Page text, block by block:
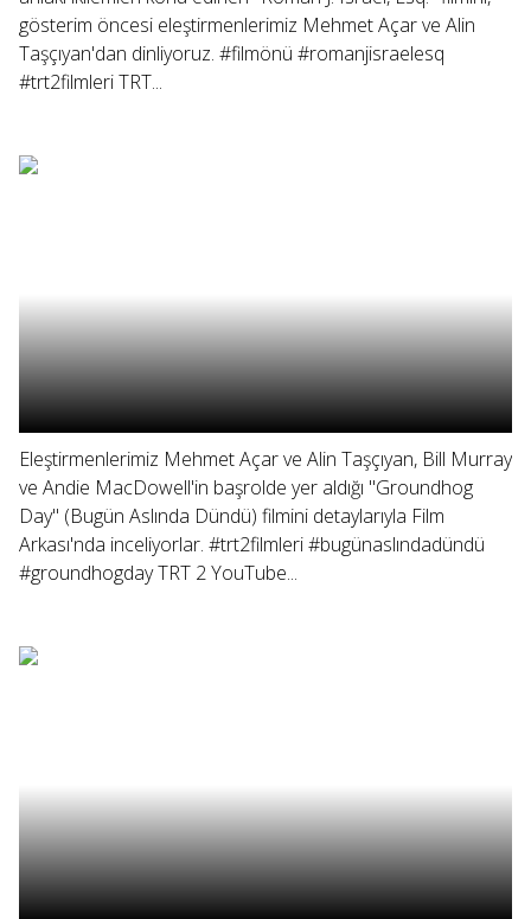
gösterim öncesi eleştirmenlerimiz Mehmet Açar ve Alin
Taşçıyan'dan dinliyoruz. #filmönü #romanjisraelesq
#trt2filmleri TRT...
Eleştirmenlerimiz Mehmet Açar ve Alin Taşçıyan, Bill Murray
ve Andie MacDowell'in başrolde yer aldığı "Groundhog
Day" (Bugün Aslında Dündü) filmini detaylarıyla Film
Arkası'nda inceliyorlar. #trt2filmleri #bugünaslındadündü
#groundhogday TRT 2 YouTube...